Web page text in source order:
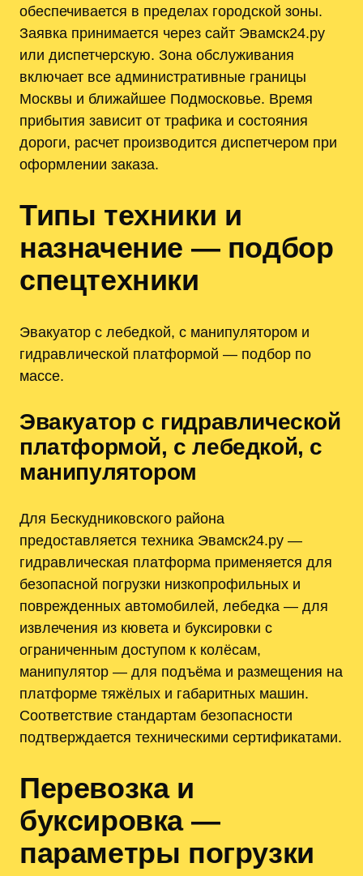
обеспечивается в пределах городской зоны.
Заявка принимается через сайт Эвамск24.ру
или диспетчерскую. Зона обслуживания
включает все административные границы
Москвы и ближайшее Подмосковье. Время
прибытия зависит от трафика и состояния
дороги, расчет производится диспетчером при
оформлении заказа.
Типы техники и
назначение — подбор
спецтехники
Эвакуатор с лебедкой, с манипулятором и
гидравлической платформой — подбор по
массе.
Эвакуатор с гидравлической
платформой, с лебедкой, с
манипулятором
Для Бескудниковского района
предоставляется техника Эвамск24.ру —
гидравлическая платформа применяется для
безопасной погрузки низкопрофильных и
поврежденных автомобилей, лебедка — для
извлечения из кювета и буксировки с
ограниченным доступом к колёсам,
манипулятор — для подъёма и размещения на
платформе тяжёлых и габаритных машин.
Соответствие стандартам безопасности
подтверждается техническими сертификатами.
Перевозка и
буксировка —
параметры погрузки